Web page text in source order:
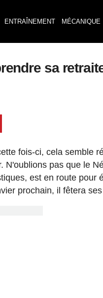
ENTRAÎNEMENT MÉCANIQUE
sa
fois-ci, cela semble
N'oublions pas que le
est en route pour
prochain, il fêtera